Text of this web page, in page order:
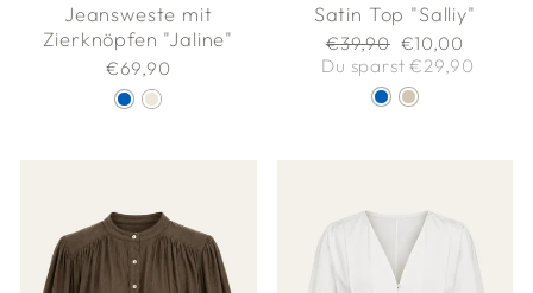
Jeansweste mit
Zierknöpfen "Jaline"
€69,90
Satin Top "Salliy"
Normaler
Preis
€39,90 Sonderpreis
€10,00
Du sparst €29,90